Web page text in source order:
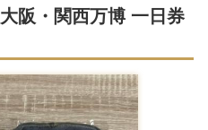
阪・関西万博 一日券